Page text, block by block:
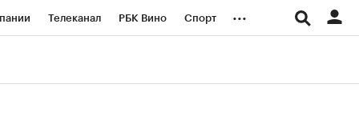
Телеканал РБК Вино Спорт ...